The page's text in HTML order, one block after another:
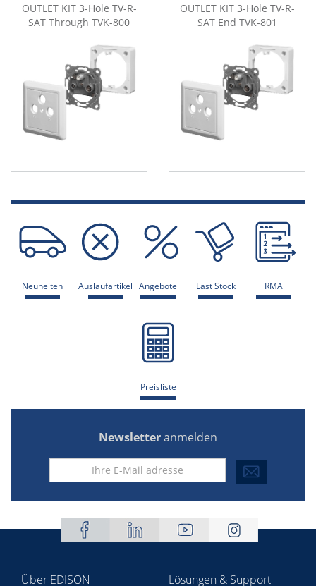
OUTLET KIT 3-Hole TV-R-
SAT Through TVK-800
OUTLET KIT 3-Hole TV-R-
SAT End TVK-801
Neuheiten Auslaufartikel Angebote Last Stock RMA
Preisliste
Newsletteranmelden
Über EDISON Lösungen & Support